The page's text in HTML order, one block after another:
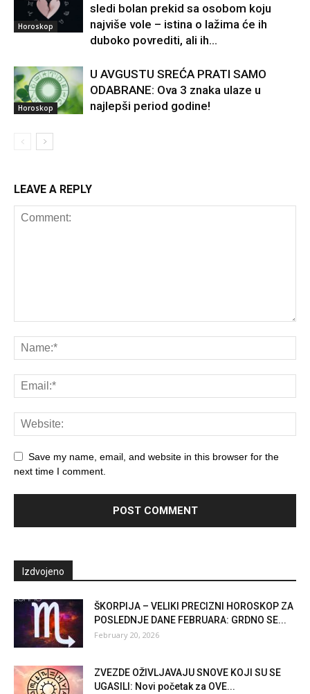
Horoskop
sledi bolan prekid sa osobom koju
najviše vole – istina o lažima će ih
duboko povrediti, ali ih...
Horoskop
U AVGUSTU SREĆA PRATI SAMO
ODABRANE: Ova 3 znaka ulaze u
najlepši period godine!
LEAVE A REPLY
Save my name, email, and website in this browser for the
next time I comment.
Izdvojeno
ŠKORPIJA – VELIKI PRECIZNI HOROSKOP ZA
POSLEDNJE DANE FEBRUARA: GRDNO SE...
February 20, 2026
ZVEZDE OŽIVLJAVAJU SNOVE KOJI SU SE
UGASILI: Novi početak za OVE...